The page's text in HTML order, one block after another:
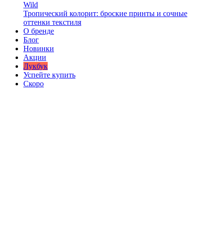
Wild
Тропический колорит: броские принты и сочные
оттенки текстиля
О бренде
Блог
Новинки
Акции
Лукбук
Успейте купить
Скоро